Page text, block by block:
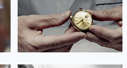
育东路帝舵售后服务中心（需提前预约）
海南省五指山市通什镇三月三大道帝舵售后服务中心（需提前预约）
香港特别行政区尖沙咀区油尖旺区广东道帝舵售后服务中心（需提前预约）
香港特别行政区金钟区中西区金钟道帝舵售后服务中心（需提前预约）
香港特别行政区九龙区油尖旺区弥敦道帝舵售后服务中心（需提前预约）
 重庆涪陵区帝舵维修